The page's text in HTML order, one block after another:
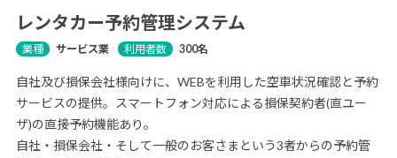
レンタカー予約管理システム
業種 サービス業 利用者数 300名
自社及び損保会社様向けに、WEBを利用した空車状況確認と予約
サービスの提供。スマートフォン対応による損保契約者(直ユー
ザ)の直接予約機能あり。
自社・損保会社・そして一般のお客さまという3者からの予約管